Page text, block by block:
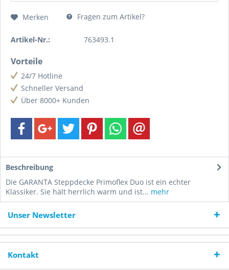
Merken Fragen zum Artikel?
Artikel-Nr.: 763493.1
Vorteile
24/7 Hotline
Schneller Versand
Über 8000+ Kunden
Beschreibung
Die GARANTA Steppdecke Primoflex Duo ist ein echter
Klassiker. Sie hält herrlich warm und ist... mehr
Unser Newsletter
Kontakt